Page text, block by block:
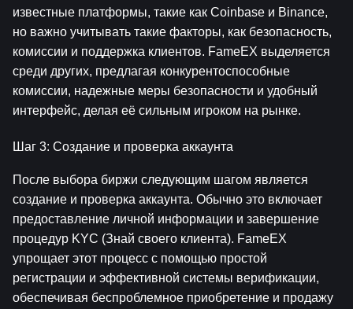
известные платформы, такие как Coinbase и Binance,
но важно учитывать такие факторы, как безопасность,
комиссии и поддержка клиентов. FameEX выделяется
среди других, предлагая конкурентоспособные
комиссии, надежные меры безопасности и удобный
интерфейс, делая её сильным игроком на рынке.
Шаг 3: Создание и проверка аккаунта
После выбора биржи следующим шагом является
создание и проверка аккаунта. Обычно это включает
предоставление личной информации и завершение
процедур KYC (Знай своего клиента). FameEX
упрощает этот процесс с помощью простой
регистрации и эффективной системы верификации,
обеспечивая беспроблемное приобретение и продажу